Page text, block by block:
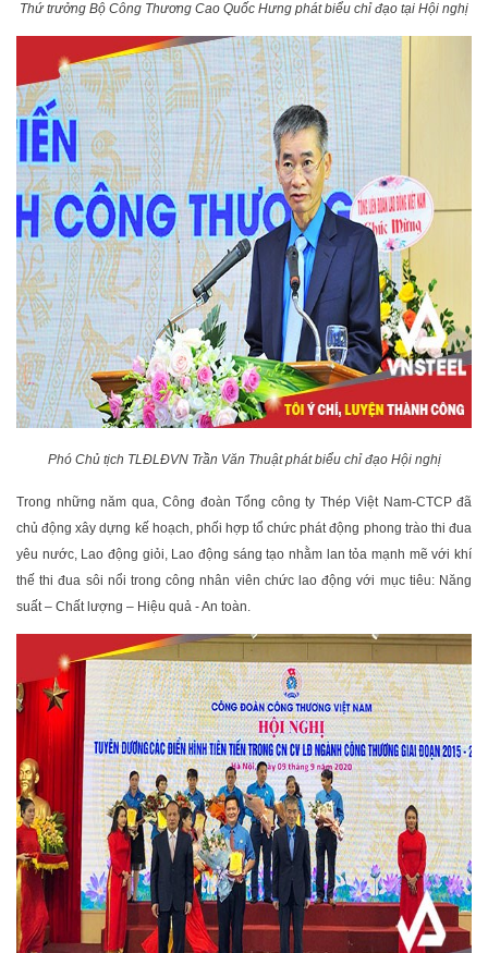
Thứ trưởng Bộ Công Thương Cao Quốc Hưng phát biểu chỉ đạo tại Hội nghị
Phó Chủ tịch TLĐLĐVN Trần Văn Thuật phát biểu chỉ đạo Hội nghị
Trong những năm qua, Công đoàn Tổng công ty Thép Việt Nam-CTCP đã
chủ động xây dựng kế hoạch, phối hợp tổ chức phát động phong trào thi đua
yêu nước, Lao động giỏi, Lao động sáng tạo nhằm lan tỏa mạnh mẽ với khí
thế thi đua sôi nổi trong công nhân viên chức lao động với mục tiêu: Năng
suất – Chất lượng – Hiệu quả - An toàn.